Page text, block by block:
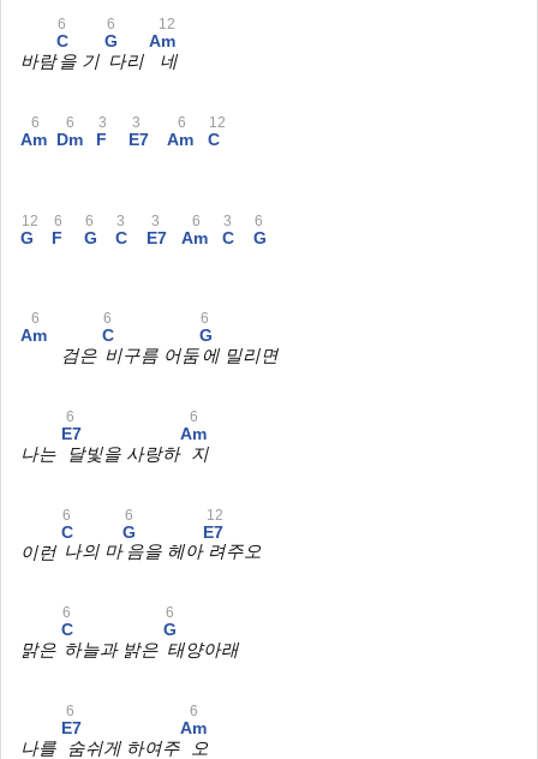
바람
C
6
을 기
G
6
다리
Am
12
네
Am
6
Dm
6
F
3
E7
3
Am
6
C
12
G
12
F
6
G
6
C
3
E7
3
Am
6
C
3
G
6
Am
6
검은
C
6
비구름 어둠
G
6
에 밀리면
나는
E7
6
달빛을 사랑하
Am
6
지
이런
C
6
나의 마
G
6
음을 헤아
E7
12
려주오
맑은
C
6
하늘과 밝은
G
6
태양아래
나를
E7
6
숨쉬게 하여주
Am
6
오